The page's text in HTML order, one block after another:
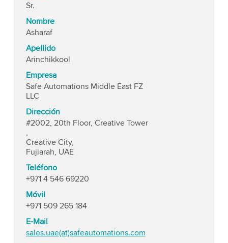
Sr.
Nombre
Asharaf
Apellido
Arinchikkool
Empresa
Safe Automations Middle East FZ
LLC
Dirección
#2002, 20th Floor, Creative Tower
,
Creative City,
Fujiarah, UAE
Teléfono
+971 4 546 69220
Móvil
+971 509 265 184
E-Mail
sales.uae(at)safeautomations.com